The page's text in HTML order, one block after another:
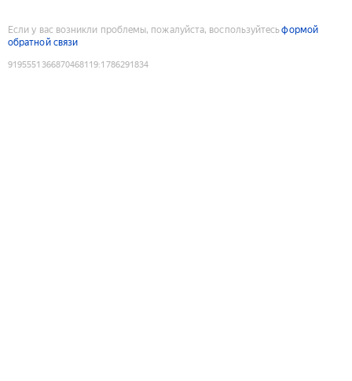
Если у вас возникли проблемы, пожалуйста, воспользуйтесьформой
обратной связи
9195551366870468119:1786291834